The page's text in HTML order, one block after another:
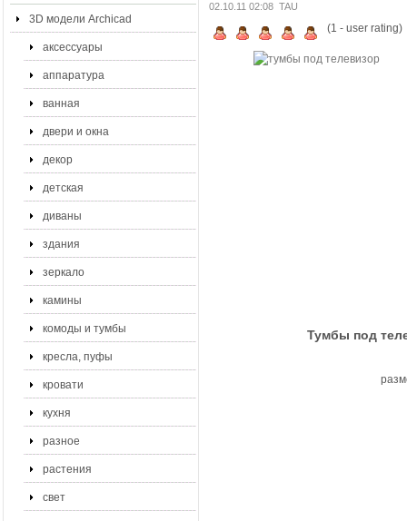
3D модели Archicad
аксессуары
аппаратура
ванная
двери и окна
декор
детская
диваны
здания
зеркало
камины
комоды и тумбы
кресла, пуфы
кровати
кухня
разное
растения
свет
02.10.11 02:08 TAU
(1 - user rating)
Тумбы под